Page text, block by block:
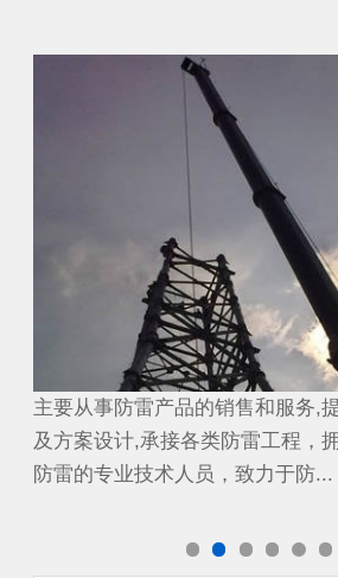
避雷工程
主要从事防雷产品的销售和服务,
及方案设计,承接各类防雷工程，
防雷的专业技术人员，致力于防...